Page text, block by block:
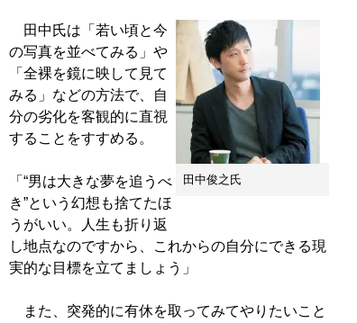
田中俊之氏
田中氏は「若い頃と今
の写真を並べてみる」や
「全裸を鏡に映して見て
みる」などの方法で、自
分の劣化を客観的に直視
することをすすめる。
「“男は大きな夢を追うべ
き”という幻想も捨てたほ
うがいい。人生も折り返
し地点なのですから、これからの自分にできる現
実的な目標を立てましょう」
また、突発的に有休を取ってみてやりたいこと